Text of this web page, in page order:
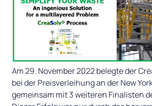
Am 29. November 2022 belegte der
bei der Preisverleihung an der New
gemeinsam mit 3 weiteren Finalisten